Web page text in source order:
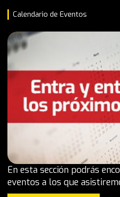
Calendario de Eventos
En esta sección podrás
eventos a los que